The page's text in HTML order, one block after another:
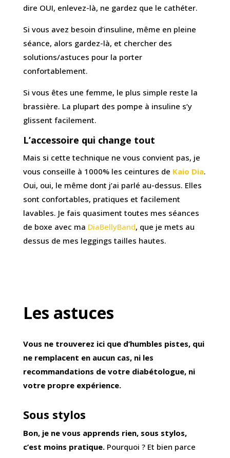
dire OUI, enlevez-là, ne gardez que le cathéter.
Si vous avez besoin d’insuline, même en pleine
séance, alors gardez-là, et chercher des
solutions/astuces pour la porter
confortablement.
Si vous êtes une femme, le plus simple reste la
brassière. La plupart des pompe à insuline s’y
glissent facilement.
L’accessoire qui change tout
Mais si cette technique ne vous convient pas, je
vous conseille à 1000% les ceintures de Kaio Dia.
Oui, oui, le même dont j’ai parlé au-dessus. Elles
sont confortables, pratiques et facilement
lavables. Je fais quasiment toutes mes séances
de boxe avec ma DiaBellyBand, que je mets au
dessus de mes leggings tailles hautes.
Les astuces
Vous ne trouverez ici que d’humbles pistes, qui
ne remplacent en aucun cas, ni les
recommandations de votre diabétologue, ni
votre propre expérience.
Sous stylos
Bon, je ne vous apprends rien, sous stylos,
c’est moins pratique. Pourquoi ? Et bien parce